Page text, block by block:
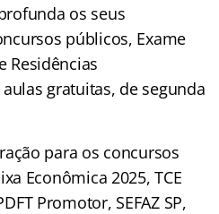
os seus
públicos, Exame
Residências
gratuitas, de segunda
para os concursos
Econômica 2025, TCE
Promotor, SEFAZ SP,